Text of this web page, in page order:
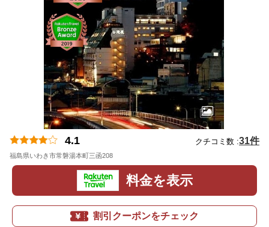
4.1 クチコミ数 :31件
福島県いわき市常磐湯本町三函208
料金を表示
割引クーポンをチェック